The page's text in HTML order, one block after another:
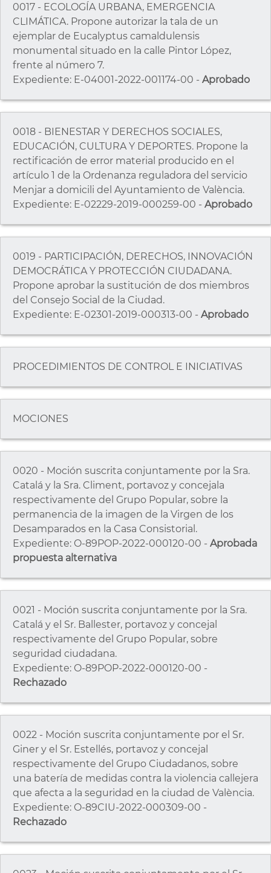
0017 - ECOLOGÍA URBANA, EMERGENCIA
CLIMÁTICA. Propone autorizar la tala de un
ejemplar de Eucalyptus camaldulensis
monumental situado en la calle Pintor López,
frente al número 7.
Expediente: E-04001-2022-001174-00 - Aprobado
0018 - BIENESTAR Y DERECHOS SOCIALES,
EDUCACIÓN, CULTURA Y DEPORTES. Propone la
rectificación de error material producido en el
artículo 1 de la Ordenanza reguladora del servicio
Menjar a domicili del Ayuntamiento de València.
Expediente: E-02229-2019-000259-00 - Aprobado
0019 - PARTICIPACIÓN, DERECHOS, INNOVACIÓN
DEMOCRÁTICA Y PROTECCIÓN CIUDADANA.
Propone aprobar la sustitución de dos miembros
del Consejo Social de la Ciudad.
Expediente: E-02301-2019-000313-00 - Aprobado
PROCEDIMIENTOS DE CONTROL E INICIATIVAS
MOCIONES
0020 - Moción suscrita conjuntamente por la Sra.
Catalá y la Sra. Climent, portavoz y concejala
respectivamente del Grupo Popular, sobre la
permanencia de la imagen de la Virgen de los
Desamparados en la Casa Consistorial.
Expediente: O-89POP-2022-000120-00 - Aprobada
propuesta alternativa
0021 - Moción suscrita conjuntamente por la Sra.
Catalá y el Sr. Ballester, portavoz y concejal
respectivamente del Grupo Popular, sobre
seguridad ciudadana.
Expediente: O-89POP-2022-000120-00 -
Rechazado
0022 - Moción suscrita conjuntamente por el Sr.
Giner y el Sr. Estellés, portavoz y concejal
respectivamente del Grupo Ciudadanos, sobre
una batería de medidas contra la violencia callejera
que afecta a la seguridad en la ciudad de València.
Expediente: O-89CIU-2022-000309-00 -
Rechazado